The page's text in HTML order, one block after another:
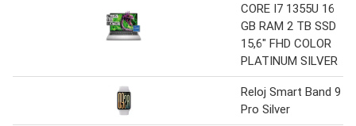
CORE I7 1355U 16
GB RAM 2 TB SSD
15,6″ FHD COLOR
PLATINUM SILVER
Reloj Smart Band 9
Pro Silver